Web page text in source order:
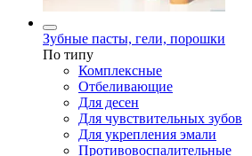
Зубные пасты, гели, порошки
По типу
Комплексные
Отбеливающие
Для десен
Для чувствительных зубов
Для укрепления эмали
Противовоспалительные